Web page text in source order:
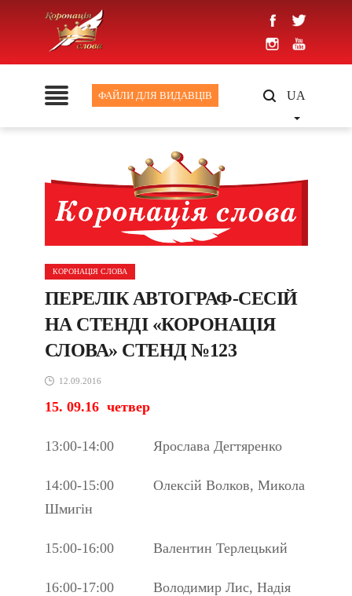
ФАЙЛИ ДЛЯ ВИДАВЦІВ UA
КОРОНАЦІЯ СЛОВА
ПЕРЕЛІК АВТОГРАФ-СЕСІЙ
НА СТЕНДІ «КОРОНАЦІЯ
СЛОВА» СТЕНД №123
12.09.2016
15. 09.16 четвер
13:00-14:00 Ярослава Дегтяренко
14:00-15:00 Олексій Волков, Микола
Шмигін
15:00-16:00 Валентин Терлецький
16:00-17:00 Володимир Лис, Надія